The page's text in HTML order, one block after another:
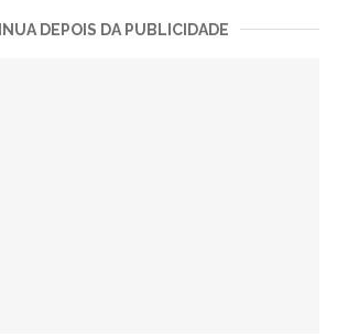
DEPOIS DA PUBLICIDADE